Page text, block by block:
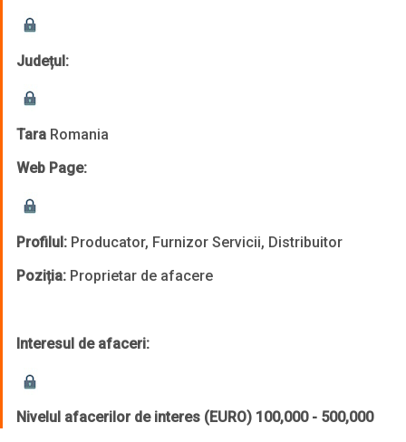
Județul:
Tara Romania
Web Page:
Profilul: Producator, Furnizor Servicii, Distribuitor
Poziția: Proprietar de afacere
Interesul de afaceri:
Nivelul afacerilor de interes (EURO) 100,000 - 500,000